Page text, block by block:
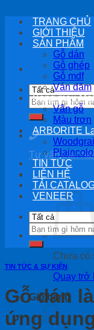
Tìm
kiếm:
Tư vấn bán
Chưa có
Quay trở
Giỏ hàng
TRANG CHỦ
GIỚI THIỆU
SẢN PHẨM
Gỗ dán
Gỗ ghép
Gỗ mdf
Ván dăm
Bảng màu
Vân gỗ
Màu trơn
ARBORITE
TIN TỨC
LIÊN HỆ
TẢI
VENEER
Tìm
kiếm:
TIN TỨC & SỰ KIỆN
Gỗ dán
ứng